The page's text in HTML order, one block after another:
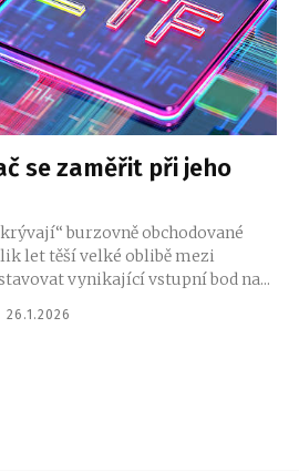
se zaměřit při jeho
burzovně obchodované
let těší velké oblibě mezi
vynikající vstupní bod na...
26.1.2026